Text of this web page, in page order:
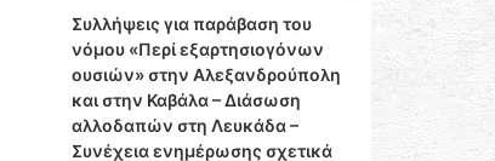
Συλλήψεις για παράβαση του
νόμου «Περί εξαρτησιογόνων
ουσιών» στην Αλεξανδρούπολη
και στην Καβάλα – Διάσωση
αλλοδαπών στη Λευκάδα –
Συνέχεια ενημέρωσης σχετικά